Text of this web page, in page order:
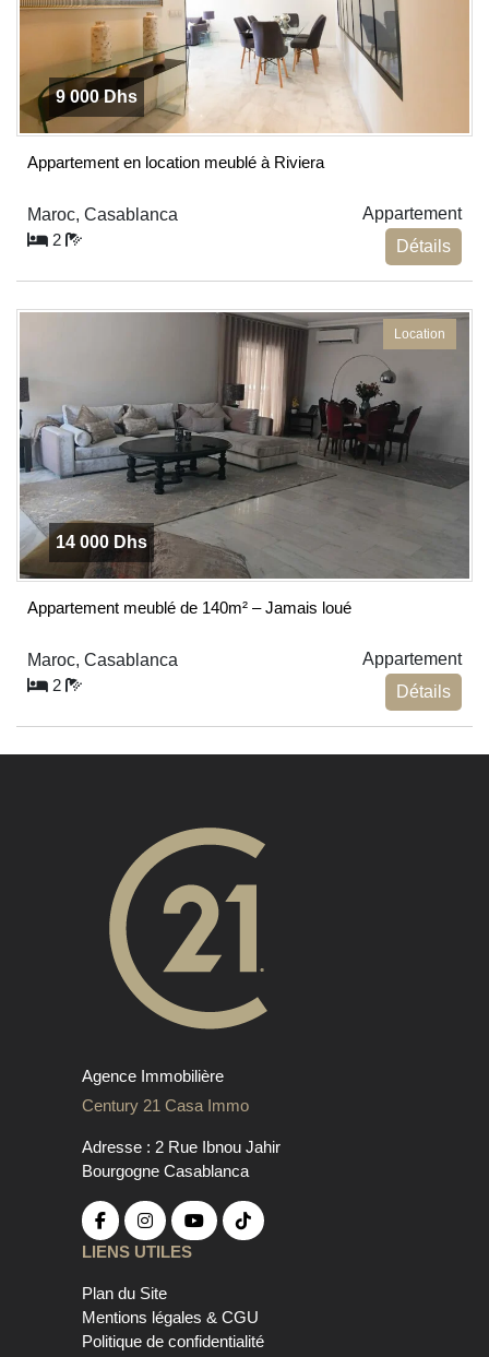
9 000 Dhs
Appartement en location meublé à Riviera
Maroc, Casablanca
Appartement
2
Détails
Location
14 000 Dhs
Appartement meublé de 140m² – Jamais loué
Maroc, Casablanca
Appartement
2
Détails
Agence Immobilière
Century 21 Casa Immo
Adresse : 2 Rue Ibnou Jahir
Bourgogne Casablanca
LIENS UTILES
Plan du Site
Mentions légales & CGU
Politique de confidentialité